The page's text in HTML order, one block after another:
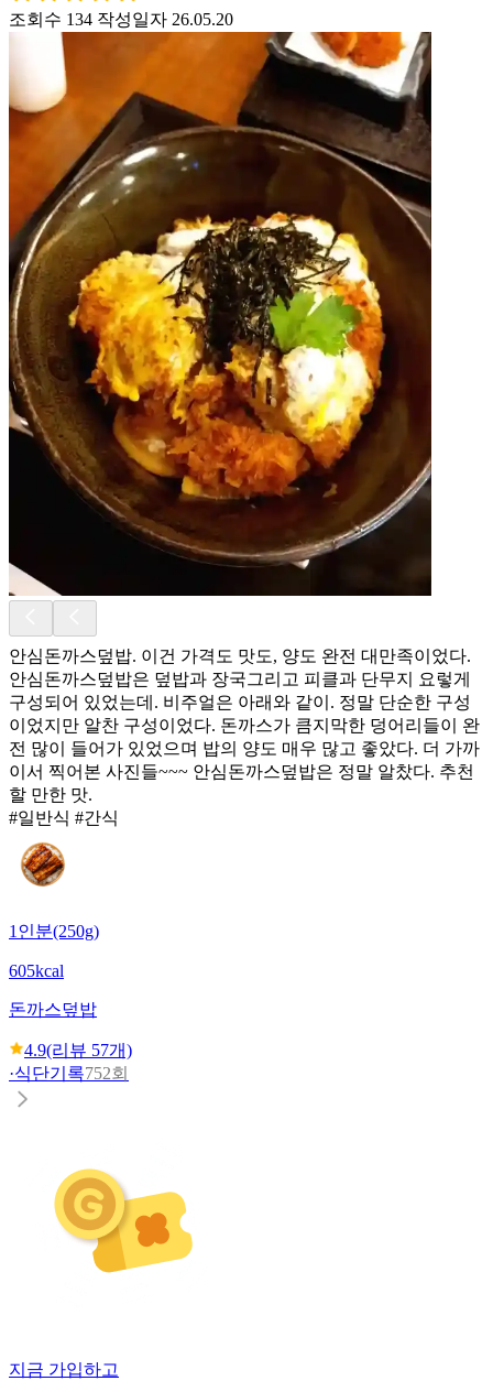
조회수 134 작성일자 26.05.20
안심돈까스덮밥. 이건 가격도 맛도, 양도 완전 대만족이었다.
안심돈까스덮밥은 덮밥과 장국그리고 피클과 단무지 요렇게
구성되어 있었는데. 비주얼은 아래와 같이. 정말 단순한 구성
이었지만 알찬 구성이었다. 돈까스가 큼지막한 덩어리들이 완
전 많이 들어가 있었으며 밥의 양도 매우 많고 좋았다. 더 가까
이서 찍어본 사진들~~~ 안심돈까스덮밥은 정말 알찼다. 추천
할 만한 맛.
#일반식 #간식
1인분(250g)
605kcal
돈까스덮밥
4.9(리뷰 57개)
·식단기록752회
지금 가입하고